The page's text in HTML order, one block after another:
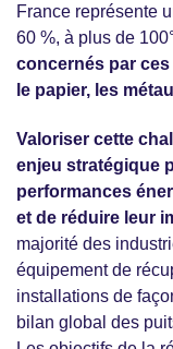
France représente
60 %, à plus de
concernés par
le papier, les
Valoriser cette
enjeu stratégique
performances
et de réduire leur
majorité des
équipement de
installations de
bilan global des